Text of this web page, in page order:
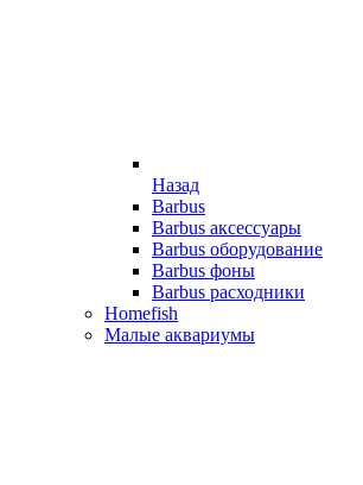
Назад
Barbus
Barbus аксессуары
Barbus оборудование
Barbus фоны
Barbus расходники
Homefish
Малые аквариумы